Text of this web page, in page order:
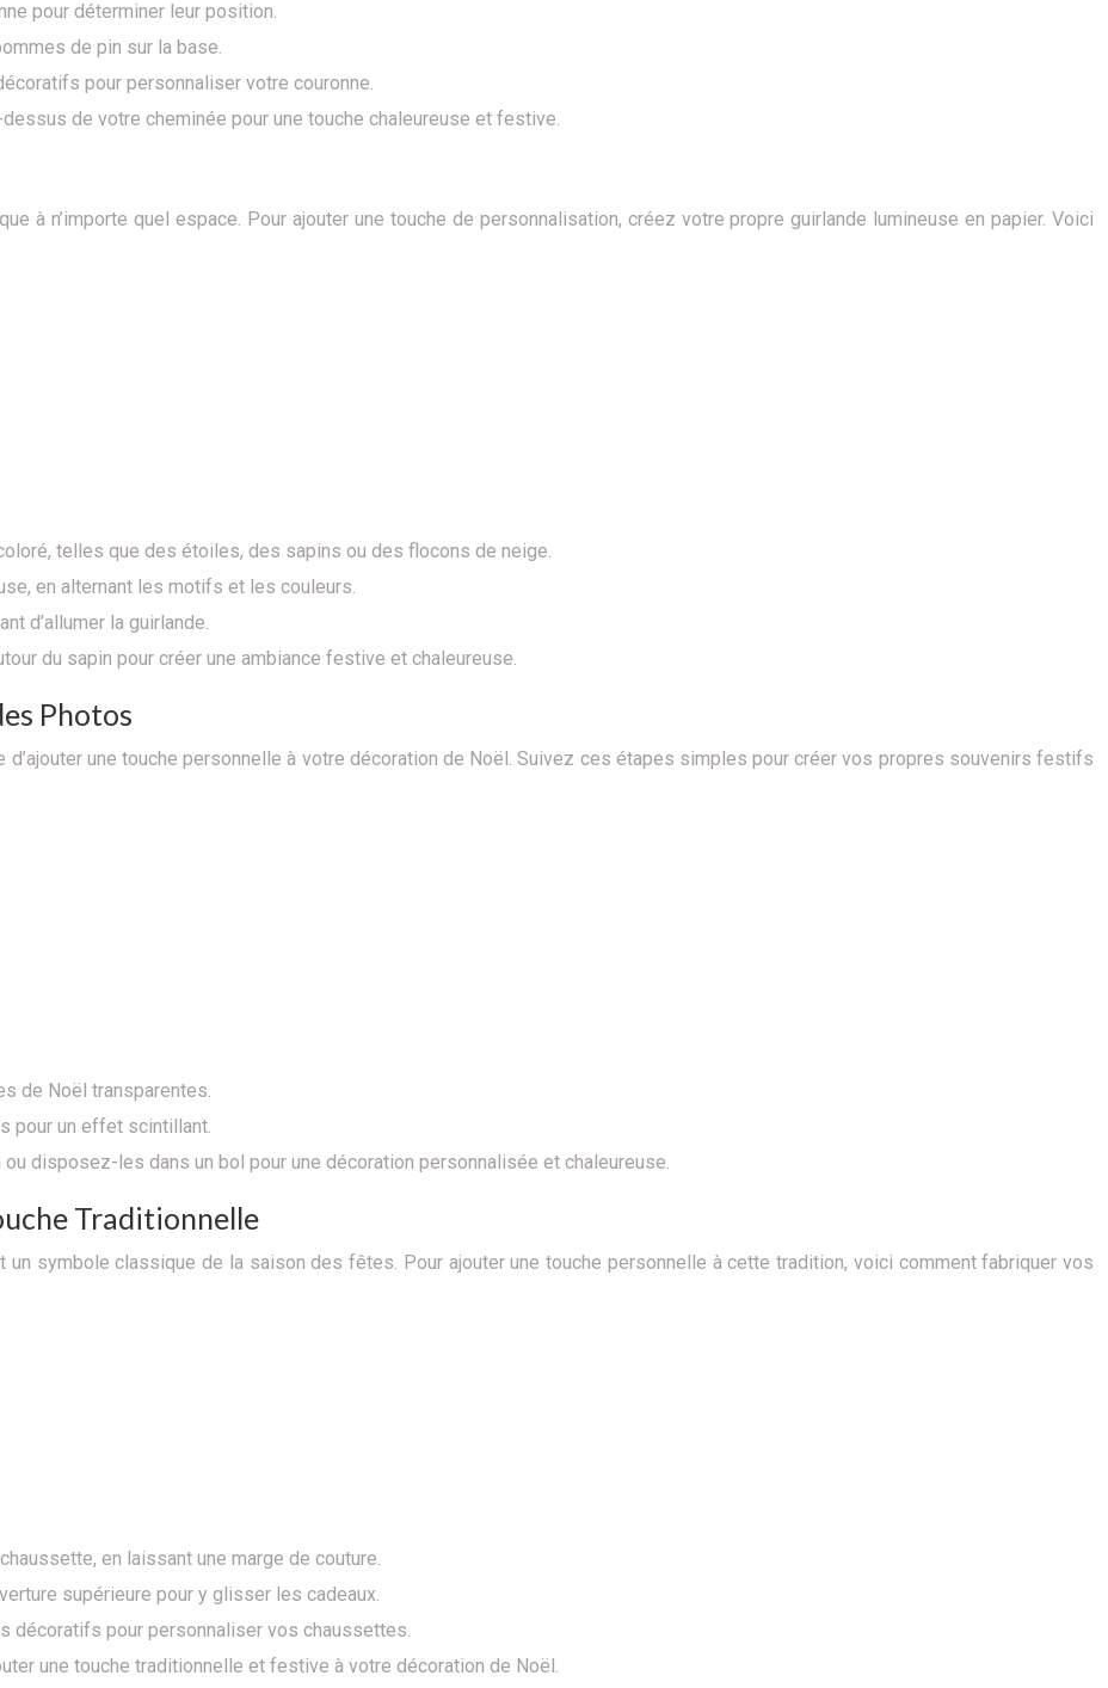
pour déterminer leur position.
de pin sur la base.
pour personnaliser votre couronne.
de votre cheminée pour une touche chaleureuse et festive.
à n’importe quel espace. Pour ajouter une touche de personnalisation, créez votre propre guirlande lumineuse en papier. Voici
telles que des étoiles, des sapins ou des flocons de neige.
en alternant les motifs et les couleurs.
d’allumer la guirlande.
du sapin pour créer une ambiance festive et chaleureuse.
Photos
une touche personnelle à votre décoration de Noël. Suivez ces étapes simples pour créer vos propres souvenirs festifs
de Noël transparentes.
pour un effet scintillant.
disposez-les dans un bol pour une décoration personnalisée et chaleureuse.
Traditionnelle
symbole classique de la saison des fêtes. Pour ajouter une touche personnelle à cette tradition, voici comment fabriquer vos
en laissant une marge de couture.
supérieure pour y glisser les cadeaux.
décoratifs pour personnaliser vos chaussettes.
une touche traditionnelle et festive à votre décoration de Noël.